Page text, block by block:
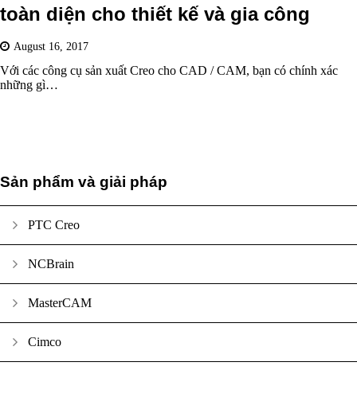
toàn diện cho thiết kế và gia công
August 16, 2017
Với các công cụ sản xuất Creo cho CAD / CAM, bạn có chính xác
những gì…
Sản phẩm và giải pháp
PTC Creo
NCBrain
MasterCAM
Cimco